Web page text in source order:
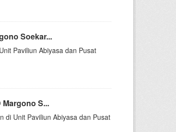
Soekar...
Paviliun Abiyasa dan Pusat
S...
di Unit Paviliun Abiyasa dan Pusat